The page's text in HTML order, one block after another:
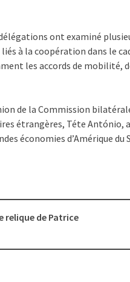
ont examiné
à la coopération dans le
les accords de mobilité,
de la Commission
étrangères, Téte António,
économies d’Amérique du
relique de Patrice